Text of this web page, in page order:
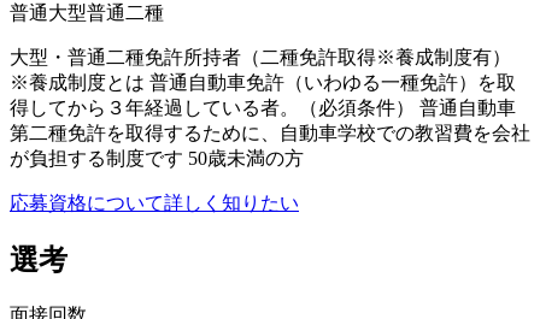
普通大型普通二種
大型・普通二種免許所持者（二種免許取得※養成制度有）
※養成制度とは 普通自動車免許（いわゆる一種免許）を取
得してから３年経過している者。（必須条件） 普通自動車
第二種免許を取得するために、自動車学校での教習費を会社
が負担する制度です 50歳未満の方
応募資格について詳しく知りたい
選考
面接回数